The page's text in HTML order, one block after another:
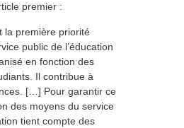
premier :
la première priorité
public de l’éducation
en fonction des
Il contribue à
[…] Pour garantir ce
des moyens du service
tient compte des